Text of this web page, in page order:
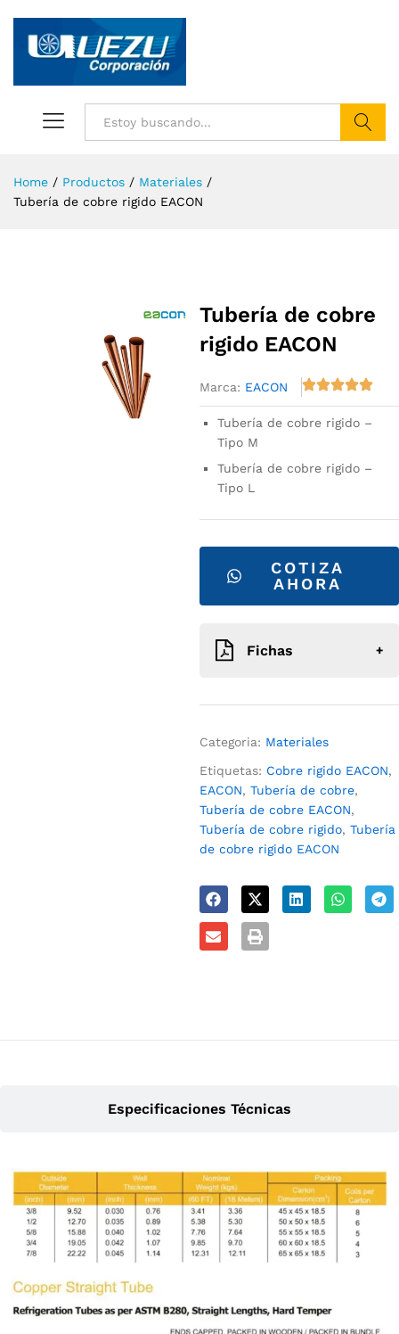
Home / Productos / Materiales /
Tubería de cobre rigido EACON
Tubería de cobre
rigido EACON
Marca: EACON
Tubería de cobre rigido –
Tipo M
Tubería de cobre rigido –
Tipo L
COTIZA
AHORA
Fichas
Categoria: Materiales
Etiquetas: Cobre rigido EACON,
EACON, Tubería de cobre,
Tubería de cobre EACON,
Tubería de cobre rigido, Tubería
de cobre rigido EACON
Especificaciones Técnicas